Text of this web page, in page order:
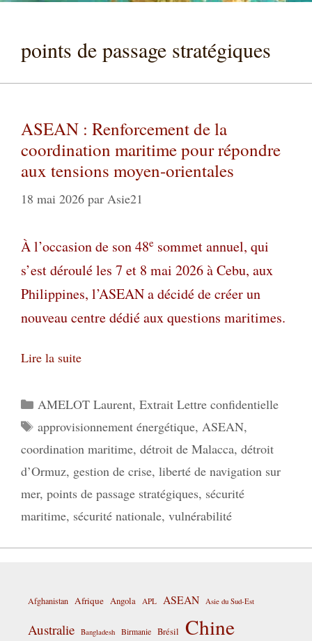
points de passage stratégiques
ASEAN : Renforcement de la
coordination maritime pour répondre
aux tensions moyen-orientales
18 mai 2026 par Asie21
À l’occasion de son 48e sommet annuel, qui
s’est déroulé les 7 et 8 mai 2026 à Cebu, aux
Philippines, l’ASEAN a décidé de créer un
nouveau centre dédié aux questions maritimes.
Lire la suite
Catégories
AMELOT Laurent, Extrait Lettre confidentielle
Étiquettes
approvisionnement énergétique, ASEAN,
coordination maritime, détroit de Malacca, détroit
d’Ormuz, gestion de crise, liberté de navigation sur
mer, points de passage stratégiques, sécurité
maritime, sécurité nationale, vulnérabilité
Afghanistan Afrique Angola APL ASEAN Asie du Sud-Est
Australie Bangladesh Birmanie Brésil Chine